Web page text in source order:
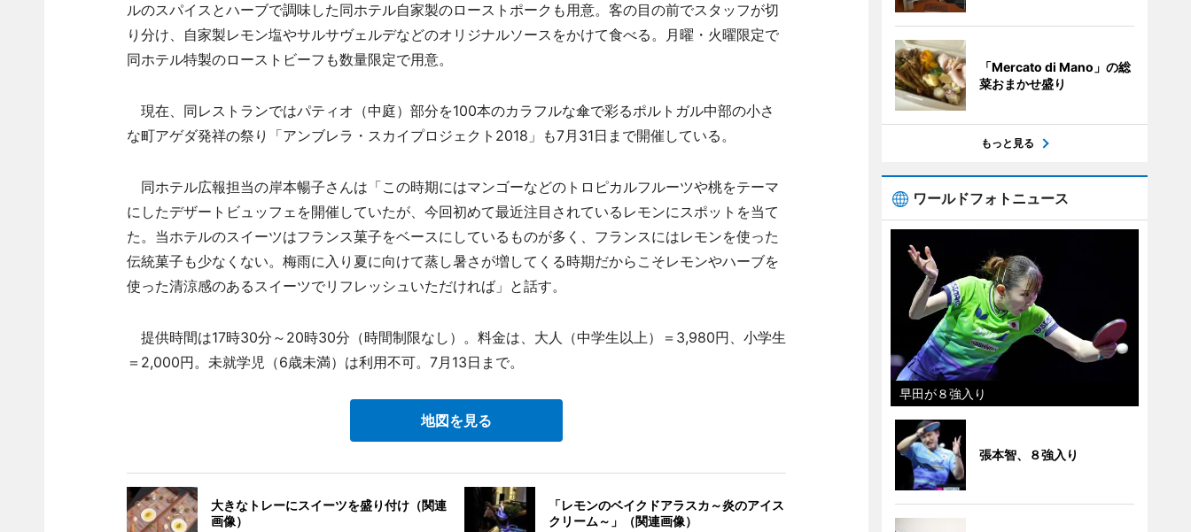
ルのスパイスとハーブで調味した同ホテル自家製のローストポークも用意。客の目の前でスタッフが切
り分け、自家製レモン塩やサルサヴェルデなどのオリジナルソースをかけて食べる。月曜・火曜限定で
同ホテル特製のローストビーフも数量限定で用意。
現在、同レストランではパティオ（中庭）部分を100本のカラフルな傘で彩るポルトガル中部の小さ
な町アゲダ発祥の祭り「アンブレラ・スカイプロジェクト2018」も7月31日まで開催している。
同ホテル広報担当の岸本暢子さんは「この時期にはマンゴーなどのトロピカルフルーツや桃をテーマ
にしたデザートビュッフェを開催していたが、今回初めて最近注目されているレモンにスポットを当て
た。当ホテルのスイーツはフランス菓子をベースにしているものが多く、フランスにはレモンを使った
伝統菓子も少なくない。梅雨に入り夏に向けて蒸し暑さが増してくる時期だからこそレモンやハーブを
使った清涼感のあるスイーツでリフレッシュいただければ」と話す。
提供時間は17時30分～20時30分（時間制限なし）。料金は、大人（中学生以上）＝3,980円、小学生
＝2,000円。未就学児（6歳未満）は利用不可。7月13日まで。
地図を見る
大きなトレーにスイーツを盛り付け（関連
画像）
「レモンのベイクドアラスカ～炎のアイス
クリーム～」（関連画像）
「Mercato di Mano」の総
菜おまかせ盛り
もっと見る
ワールドフォトニュース
早田が８強入り
張本智、８強入り